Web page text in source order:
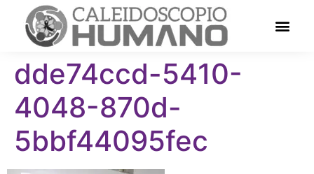
dde74ccd-5410-
4048-870d-
5bbf44095fec